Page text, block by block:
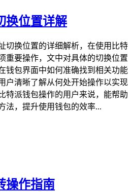
换位置详解
切换位置的详细解析，在使用比特
重要操作，文中对具体的切换位置
钱包界面中如何准确找到相关功能
户清晰了解从何处开始操作以实现
特派钱包操作的用户来说，能帮助
法，提升使用钱包的效率...
操作指南